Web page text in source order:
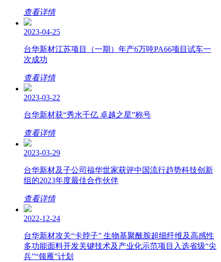
查看详情
2023-04-25
台华新材江苏项目（一期）年产6万吨PA66项目试车一
次成功
查看详情
2023-03-22
台华新材获“秀水千亿 卓越之星”称号
查看详情
2023-03-29
台华新材及子公司福华世家获评中国流行趋势科技创新
组的2023年度最佳合作伙伴
查看详情
2022-12-24
台华新材攻关“卡脖子” 生物基聚酰胺超细纤维及高感性
多功能面料开发关键技术及产业化示范项目入选省级“尖
兵”“领雁”计划